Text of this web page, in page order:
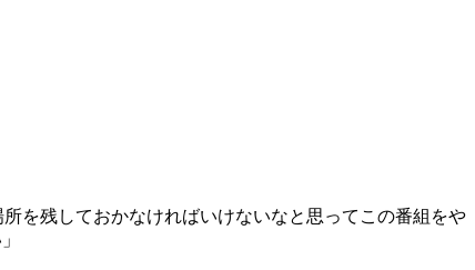
を残しておかなければいけないなと思ってこの番組をや